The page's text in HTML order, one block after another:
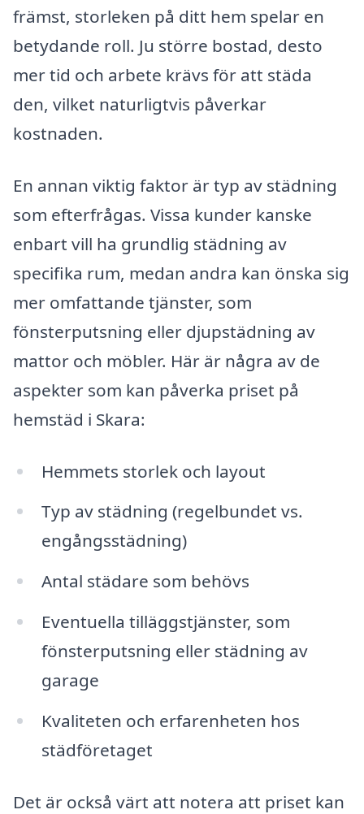
främst, storleken på ditt hem spelar en
betydande roll. Ju större bostad, desto
mer tid och arbete krävs för att städa
den, vilket naturligtvis påverkar
kostnaden.
En annan viktig faktor är typ av städning
som efterfrågas. Vissa kunder kanske
enbart vill ha grundlig städning av
specifika rum, medan andra kan önska sig
mer omfattande tjänster, som
fönsterputsning eller djupstädning av
mattor och möbler. Här är några av de
aspekter som kan påverka priset på
hemstäd i Skara:
Hemmets storlek och layout
Typ av städning (regelbundet vs.
engångsstädning)
Antal städare som behövs
Eventuella tilläggstjänster, som
fönsterputsning eller städning av
garage
Kvaliteten och erfarenheten hos
städföretaget
Det är också värt att notera att priset kan